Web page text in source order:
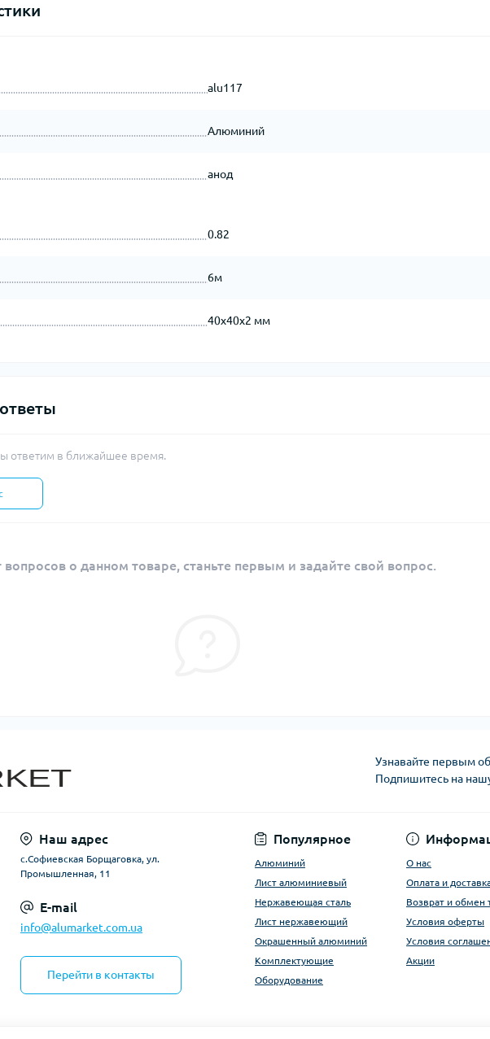
alu117
Алюминий
анод
0.82
6м
40х40х2 мм
ответим в ближайшее время.
вопросов о данном товаре, станьте первым и задайте свой вопрос.
Узнавайте первым
Подпишитесь на
Наш адрес
с.Софиевская Борщаговка, ул.
Промышленная, 11
E-mail
info@alumarket.com.ua
Перейти в контакты
Популярное
Алюминий
Лист алюминиевый
Нержавеющая сталь
Лист нержавеющий
Окрашенный алюминий
Комплектующие
Оборудование
О нас
Оплата и
Возврат и обмен
Условия оферты
Условия
Акции